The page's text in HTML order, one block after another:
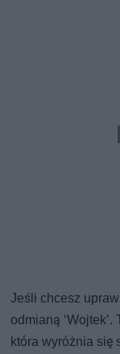
Jeśli chcesz
odmianą
która wyróżnia się